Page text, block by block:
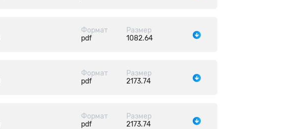
Формат
pdf
Размер
1082.64
Формат
pdf
Размер
2173.74
Формат
pdf
Размер
2173.74